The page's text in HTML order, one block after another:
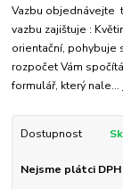
Vazbu objednávejte
vazbu zajištuje :
orientační, pohybuje
rozpočet Vám
formulář, který nale...
Dostupnost
Nejsme plátci DPH